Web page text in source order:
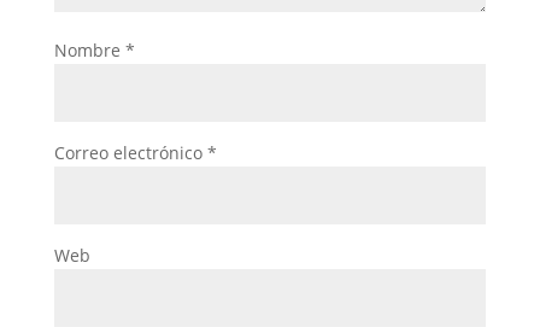
Nombre *
Correo electrónico *
Web